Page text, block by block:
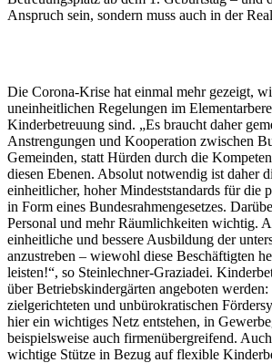
Anspruch sein, sondern muss auch in der
Die Corona-Krise hat einmal mehr gezeigt,
uneinheitlichen Regelungen im
Kinderbetreuung sind. „Es braucht daher
Anstrengungen und Kooperation zwischen
Gemeinden, statt Hürden durch die
diesen Ebenen. Absolut notwendig ist daher
einheitlicher, hoher Mindeststandards für die
in Form eines Bundesrahmengesetzes.
Personal und mehr Räumlichkeiten wichtig.
einheitliche und bessere Ausbildung der
anzustreben – wiewohl diese Beschäftigten
leisten!“, so Steinlechner-Graziadei.
über Betriebskindergärten angeboten
zielgerichteten und unbürokratischen
hier ein wichtiges Netz entstehen, in
beispielsweise auch firmenübergreifend.
wichtige Stütze in Bezug auf flexible